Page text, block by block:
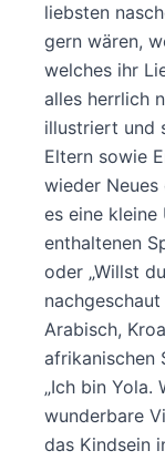
liebsten
gern wären,
welches ihr
alles herrlich
illustriert und
Eltern sowie
wieder
es eine
enthaltenen
oder „Willst
Arabisch,
afrikanischen
„Ich bin Yola.
wunderbare
das Kindsein